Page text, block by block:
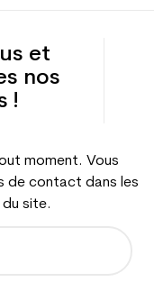
et
nos
!
moment. Vous
de contact dans les
site.